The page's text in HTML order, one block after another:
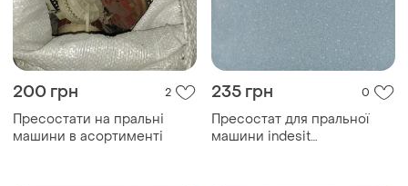
200 грн 2
Пресостати на пральні
машини в асортименті
235 грн 0
Пресостат для пральної
машини indesit